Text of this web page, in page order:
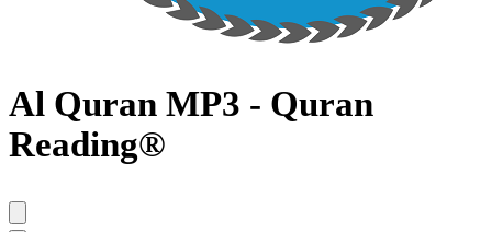
Al Quran MP3 - Quran
Reading®